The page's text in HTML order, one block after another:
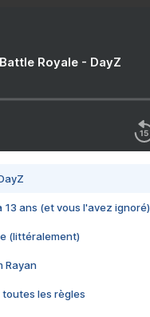
Royale - DayZ
13 ans (et vous l'avez ignoré)
(littéralement)
Rayan
toutes les règles